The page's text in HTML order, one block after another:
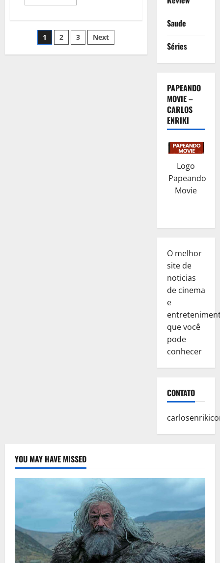
more
ação
“Preços
Sinistros”
Paginação
de
1 2 3 Next
Saude
Séries
PAPEANDO
MOVIE –
CARLOS
ENRIKI
Logo
Papeando
Movie
O melhor
site de
noticias
de cinema
e
que você
pode
conhecer
CONTATO
YOU MAY HAVE MISSED